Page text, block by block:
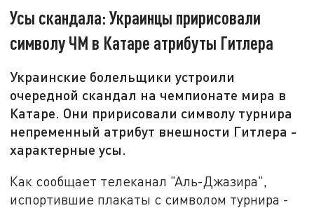
Усы скандала: Украинцы пририсовали
символу ЧМ в Катаре атрибуты Гитлера
Украинские болельщики устроили
очередной скандал на чемпионате мира в
Катаре. Они пририсовали символу турнира
непременный атрибут внешности Гитлера -
характерные усы.
Как сообщает телеканал "Аль-Джазира",
испортившие плакаты с символом турнира -